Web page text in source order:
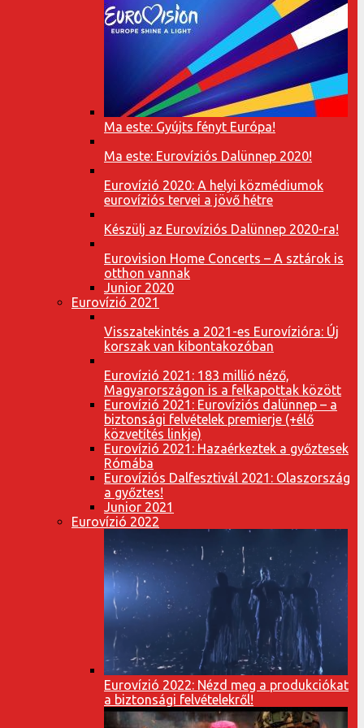
Ma este: Gyújts fényt Európa!
Ma este: Eurovíziós Dalünnep 2020!
Eurovízió 2020: A helyi közmédiumok
eurovíziós tervei a jövő hétre
Készülj az Eurovíziós Dalünnep 2020-ra!
Eurovision Home Concerts – A sztárok is
otthon vannak
Junior 2020
Eurovízió 2021
Visszatekintés a 2021-es Eurovízióra: Új
korszak van kibontakozóban
Eurovízió 2021: 183 millió néző,
Magyarországon is a felkapottak között
Eurovízió 2021: Eurovíziós dalünnep – a
biztonsági felvételek premierje (+élő
közvetítés linkje)
Eurovízió 2021: Hazaérkeztek a győztesek
Rómába
Eurovíziós Dalfesztivál 2021: Olaszország
a győztes!
Junior 2021
Eurovízió 2022
Eurovízió 2022: Nézd meg a produkciókat
a biztonsági felvételekről!